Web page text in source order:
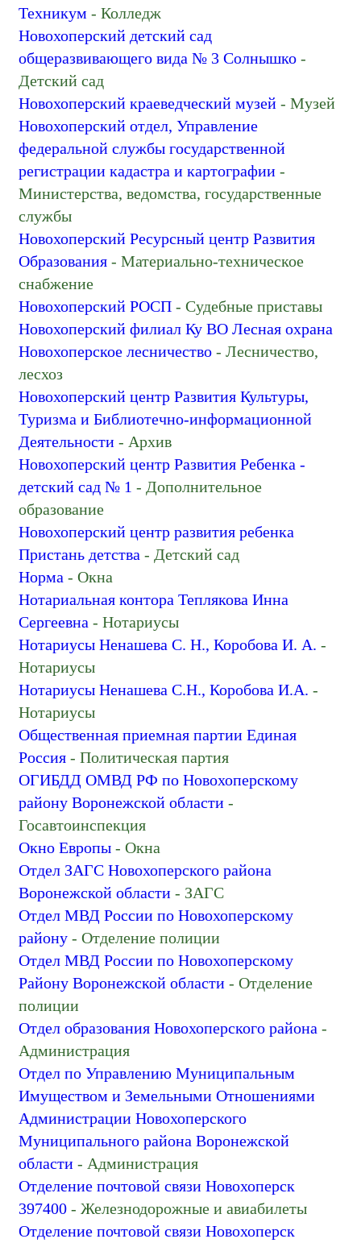
Техникум - Колледж
Новохоперский детский сад
общеразвивающего вида № 3 Солнышко -
Детский сад
Новохоперский краеведческий музей - Музей
Новохоперский отдел, Управление
федеральной службы государственной
регистрации кадастра и картографии -
Министерства, ведомства, государственные
службы
Новохоперский Ресурсный центр Развития
Образования - Материально-техническое
снабжение
Новохоперский РОСП - Судебные приставы
Новохоперский филиал Ку ВО Лесная охрана
Новохоперское лесничество - Лесничество,
лесхоз
Новохоперский центр Развития Культуры,
Туризма и Библиотечно-информационной
Деятельности - Архив
Новохоперский центр Развития Ребенка -
детский сад № 1 - Дополнительное
образование
Новохоперский центр развития ребенка
Пристань детства - Детский сад
Норма - Окна
Нотариальная контора Теплякова Инна
Сергеевна - Нотариусы
Нотариусы Ненашева С. Н., Коробова И. А. -
Нотариусы
Нотариусы Ненашева С.Н., Коробова И.А. -
Нотариусы
Общественная приемная партии Единая
Россия - Политическая партия
ОГИБДД ОМВД РФ по Новохоперскому
району Воронежской области -
Госавтоинспекция
Окно Европы - Окна
Отдел ЗАГС Новохоперского района
Воронежской области - ЗАГС
Отдел МВД России по Новохоперскому
району - Отделение полиции
Отдел МВД России по Новохоперскому
Району Воронежской области - Отделение
полиции
Отдел образования Новохоперского района -
Администрация
Отдел по Управлению Муниципальным
Имуществом и Земельными Отношениями
Администрации Новохоперского
Муниципального района Воронежской
области - Администрация
Отделение почтовой связи Новохоперск
397400 - Железнодорожные и авиабилеты
Отделение почтовой связи Новохоперск